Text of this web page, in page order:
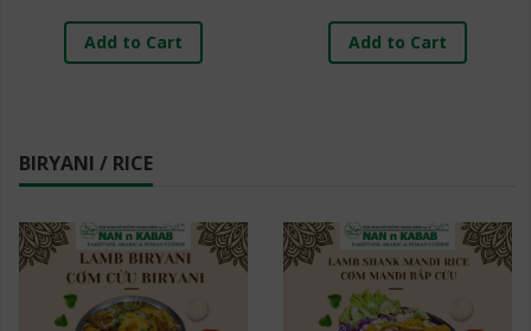
Add to Cart Add to Cart
BIRYANI / RICE